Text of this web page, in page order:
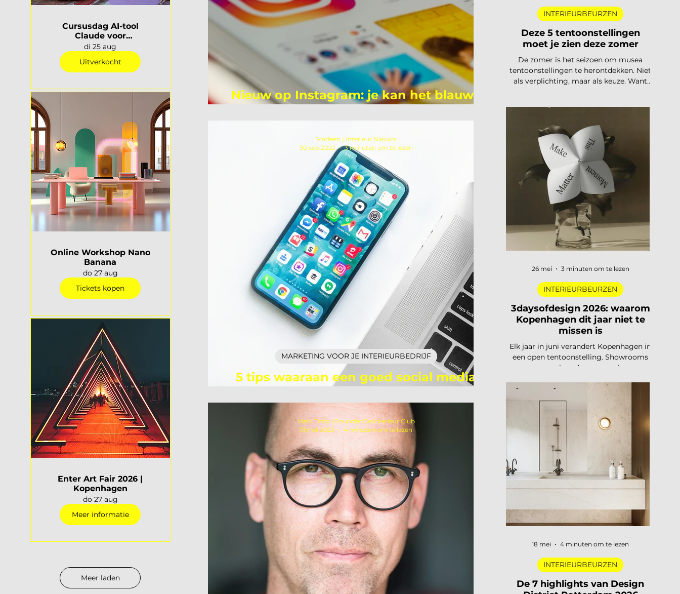
Cursusdag AI-tool
Claude voor
interieurprofessionals |
di 25 aug
Uitverkocht
Online Workshop Nano
Banana
do 27 aug
Tickets kopen
Enter Art Fair 2026 |
Kopenhagen
do 27 aug
Meer informatie
Meer laden
Nieuw op Instagram: je kan het blauwe
5 tips waaraan een goed social media
MARKETING VOOR JE INTERIEURBEDRIJF
Marleen | Interieur Nieuws
30 sep 2022
3 minuten om te lezen
Mark Timo | Founder De Interieur Club
31 mei 2022
4 minuten om te lezen
Deze 5 tentoonstellingen
moet je zien deze zomer
De zomer is het seizoen om musea
tentoonstellingen te herontdekken. Niet
als verplichting, maar als keuze. Want
tentoonstelling waar je letterlijk moet
bewegen om het werk te begrijpen. Van
digitale pioniers in een Depot-zaal tot
marmer dat architectuur omvormt tot
ontmoetingsplek. Vijf tentoonstellingen,
verspreid over Nederland, die de moeite
waard zijn om speci
INTERIEURBEURZEN
3daysofdesign 2026: waarom
Kopenhagen dit jaar niet te
missen is
Elk jaar in juni verandert Kopenhagen in
een open tentoonstelling. Showrooms
openen hun deuren, merken
designers uit de hele wereld komen
samen in een van de meest visueel
gelaagde steden van Europa. Dat is
3daysofdesign in een zin. En uiteraard
zijn wij er weer bij met De Interieur Club
om verslag te doen. 3daysofdesign is
het grootste designfestival van
Scandinavië. Verspreid over de stad vind
je honderden evenementen: van intieme
INTERIEURBEURZEN
26 mei 3 minuten om te lezen
De 7 highlights van Design
INTERIEURBEURZEN
18 mei 4 minuten om te lezen